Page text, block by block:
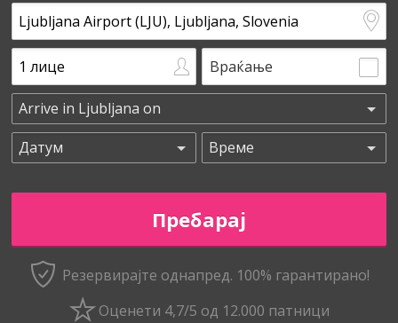
Враќање
Резервирајте однапред. 100% гарантирано!
Оценети 4,7/5 од 12.000 патници